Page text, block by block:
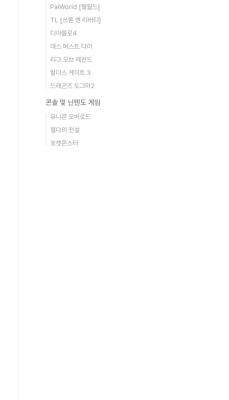
PalWorld [팰월드]
TL [쓰론 앤 리버티]
디아블로4
데스 머스트 다이
리그 오브 레전드
발더스 게이트 3
드래곤즈 도그마2
콘솔 및 닌텐도 게임
유니콘 오버로드
젤다의 전설
포켓몬스터